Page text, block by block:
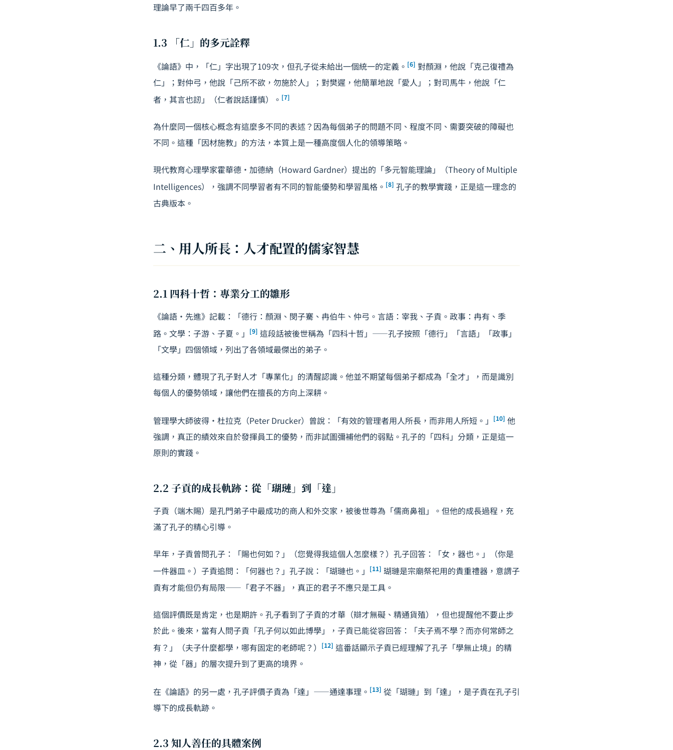
理論早了兩千四百多年。
1.3 「仁」的多元詮釋
《論語》中，「仁」字出現了109次，但孔子從未給出一個統一的定義。 [6] 對顏淵，他說「克己復禮為
仁」；對仲弓，他說「己所不欲，勿施於人」；對樊遲，他簡單地說「愛人」；對司馬牛，他說「仁
者，其言也訒」（仁者說話謹慎）。 [7]
為什麼同一個核心概念有這麼多不同的表述？因為每個弟子的問題不同、程度不同、需要突破的障礙也
不同。這種「因材施教」的方法，本質上是一種高度個人化的領導策略。
現代教育心理學家霍華德・加德納（Howard Gardner）提出的「多元智能理論」（Theory of Multiple
Intelligences），強調不同學習者有不同的智能優勢和學習風格。 [8] 孔子的教學實踐，正是這一理念的
古典版本。
二、用人所長：人才配置的儒家智慧
2.1 四科十哲：專業分工的雛形
《論語・先進》記載：「德行：顏淵、閔子騫、冉伯牛、仲弓。言語：宰我、子貢。政事：冉有、季
路。文學：子游、子夏。」
[9] 這段話被後世稱為「四科十哲」——孔子按照「德行」「言語」「政事」
「文學」四個領域，列出了各領域最傑出的弟子。
這種分類，體現了孔子對人才「專業化」的清醒認識。他並不期望每個弟子都成為「全才」，而是識別
每個人的優勢領域，讓他們在擅長的方向上深耕。
管理學大師彼得・杜拉克（Peter Drucker）曾說：「有效的管理者用人所長，而非用人所短。」 [10] 他
強調，真正的績效來自於發揮員工的優勢，而非試圖彌補他們的弱點。孔子的「四科」分類，正是這一
原則的實踐。
2.2 子貢的成長軌跡：從「瑚璉」到「達」
子貢（端木賜）是孔門弟子中最成功的商人和外交家，被後世尊為「儒商鼻祖」。但他的成長過程，充
滿了孔子的精心引導。
早年，子貢曾問孔子：「賜也何如？」（您覺得我這個人怎麼樣？）孔子回答：「女，器也。」（你是
一件器皿。）子貢追問：「何器也？」孔子說：「瑚璉也。」
[11] 瑚璉是宗廟祭祀用的貴重禮器，意謂子
貢有才能但仍有局限——「君子不器」，真正的君子不應只是工具。
這個評價既是肯定，也是期許。孔子看到了子貢的才華（辯才無礙、精通貨殖），但也提醒他不要止步
於此。後來，當有人問子貢「孔子何以如此博學」，子貢已能從容回答：「夫子焉不學？而亦何常師之
有？」（夫子什麼都學，哪有固定的老師呢？）
[12] 這番話顯示子貢已經理解了孔子「學無止境」的精
神，從「器」的層次提升到了更高的境界。
在《論語》的另一處，孔子評價子貢為「達」——通達事理。 [13] 從「瑚璉」到「達」，是子貢在孔子引
導下的成長軌跡。
2.3 知人善任的具體案例